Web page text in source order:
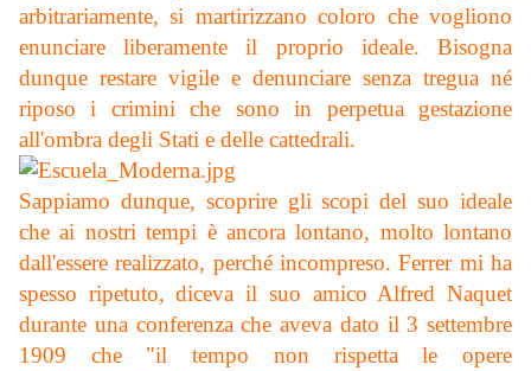
arbitrariamente, si martirizzano coloro che vogliono
enunciare liberamente il proprio ideale. Bisogna
dunque restare vigile e denunciare senza tregua né
riposo i crimini che sono in perpetua gestazione
all'ombra degli Stati e delle cattedrali.
Sappiamo dunque, scoprire gli scopi del suo ideale
che ai nostri tempi è ancora lontano, molto lontano
dall'essere realizzato, perché incompreso. Ferrer mi ha
spesso ripetuto, diceva il suo amico Alfred Naquet
durante una conferenza che aveva dato il 3 settembre
1909 che "il tempo non rispetta le opere